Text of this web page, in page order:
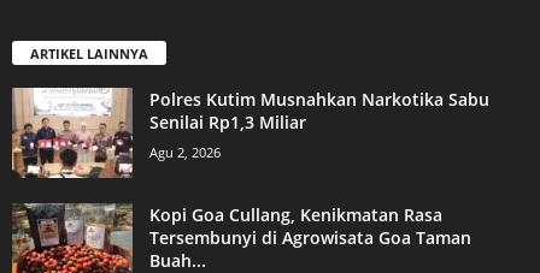
ARTIKEL LAINNYA
Polres Kutim Musnahkan Narkotika Sabu
Senilai Rp1,3 Miliar
Agu 2, 2026
Kopi Goa Cullang, Kenikmatan Rasa
Tersembunyi di Agrowisata Goa Taman
Buah...